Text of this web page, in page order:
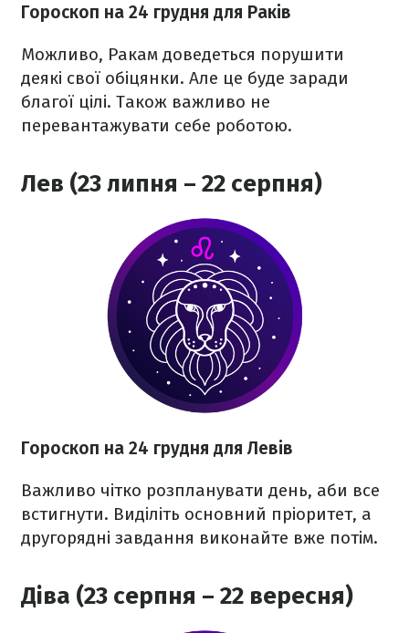
Гороскоп на 24 грудня для Раків
Можливо, Ракам доведеться порушити
деякі свої обіцянки. Але це буде заради
благої цілі. Також важливо не
перевантажувати себе роботою.
Лев (23 липня – 22 серпня)
Гороскоп на 24 грудня для Левів
Важливо чітко розпланувати день, аби все
встигнути. Виділіть основний пріоритет, а
другорядні завдання виконайте вже потім.
Діва (23 серпня – 22 вересня)